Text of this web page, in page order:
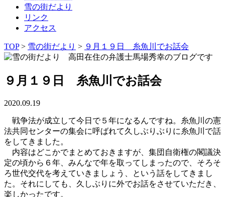
雪の街だより
リンク
アクセス
TOP> 雪の街だより > ９月１９日 糸魚川でお話会
９月１９日 糸魚川でお話会
2020.09.19
戦争法が成立して今日で５年になるんですね。糸魚川の憲
法共同センターの集会に呼ばれて久しぶりぶりに糸魚川で話
をしてきました。
内容はどこかでまとめておきますが、集団自衛権の閣議決
定の頃から６年、みんなで年を取ってしまったので、そろそ
ろ世代交代を考えていきましょう、という話をしてきまし
た。それにしても、久しぶりに外でお話をさせていただき、
楽しかったです。